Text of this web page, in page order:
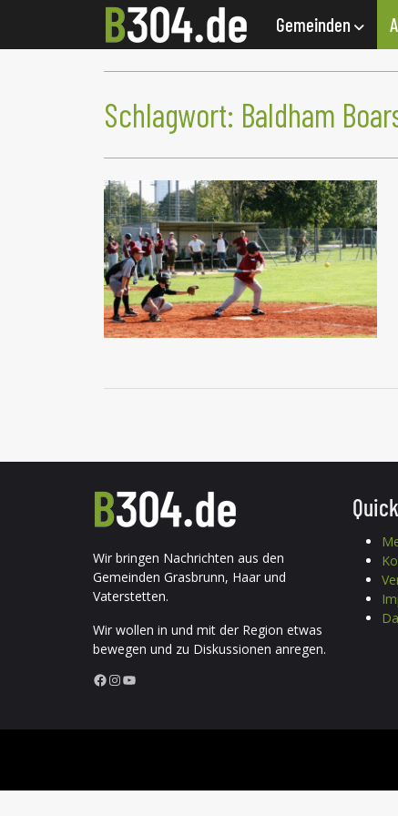
Gemeinden
Schlagwort: Baldham
Wir bringen Nachrichten aus den
Gemeinden Grasbrunn, Haar und
Vaterstetten.
Wir wollen in und mit der Region etwas
bewegen und zu Diskussionen anregen.
Facebook InstagramYouTube